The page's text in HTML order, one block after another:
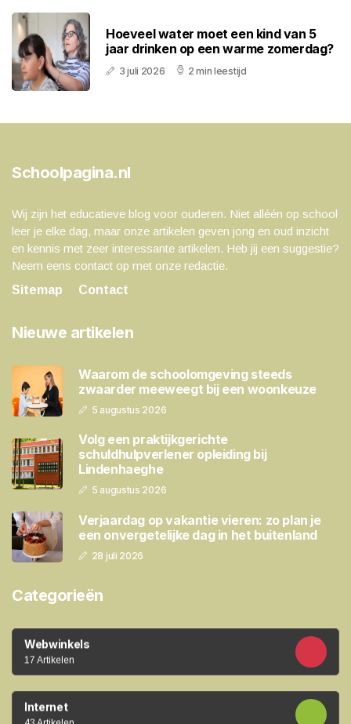
Hoeveel water moet een kind van 5
jaar drinken op een warme zomerdag?
3 juli 2026 2 min leestijd
Schoolpagina.nl
Wij zijn het educatieve blog voor ouderen. Niet alléén op school
leer je elke dag, maar onze artikelen geven jong en oud inzicht
en kennis met zeer interessante artikelen. Heb jij een suggestie?
Neem eens contact op met onze redactie.
Sitemap
Contact
Nieuwe artikelen
Waarom de schoolomgeving steeds
zwaarder meeweegt bij een woonkeuze
5 augustus 2026
Volg een praktijkgerichte
schuldhulpverlener opleiding bij
Lindenhaeghe
5 augustus 2026
Verjaardag op vakantie vieren: zo plan je
een onvergetelijke dag in het buitenland
28 juli 2026
Categorieën
Webwinkels
17 Artikelen
Internet